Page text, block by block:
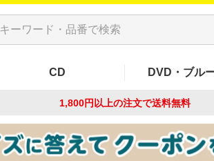
CD DVD・ブル
1,800円以上の注文で送料無料